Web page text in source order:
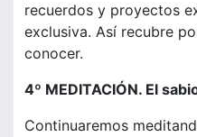
recuerdos y proyectos
exclusiva. Así recubre
conocer.
4º MEDITACIÓN. El
Continuaremos